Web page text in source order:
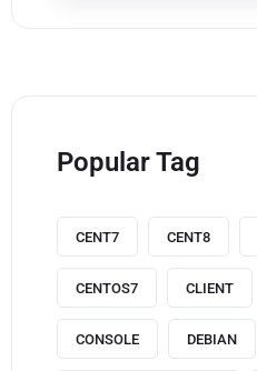
Popular Tag
CENT7 CENT8
CENTOS7 CLIENT
CONSOLE DEBIAN